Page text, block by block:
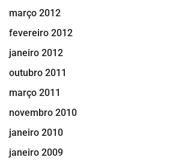
março 2012
fevereiro 2012
janeiro 2012
outubro 2011
março 2011
novembro 2010
janeiro 2010
janeiro 2009